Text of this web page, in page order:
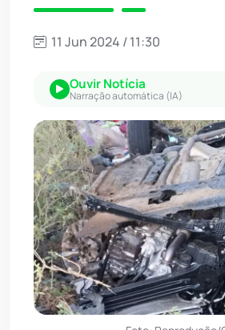
11 Jun 2024 / 11:30
Ouvir Notícia
Narração automática (IA)